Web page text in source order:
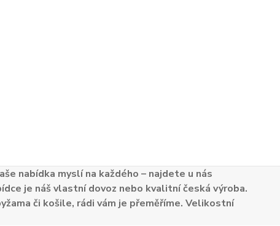
nabídka myslí na každého – najdete u nás
je náš vlastní dovoz nebo kvalitní česká výroba.
či košile, rádi vám je přeměříme. Velikostní